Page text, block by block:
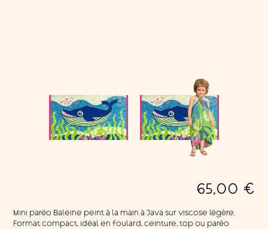
65,00 €
Mini paréo Baleine peint à la main à Java sur viscose légère.
Format compact, idéal en foulard, ceinture, top ou paréo